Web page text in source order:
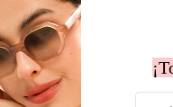
Medio)